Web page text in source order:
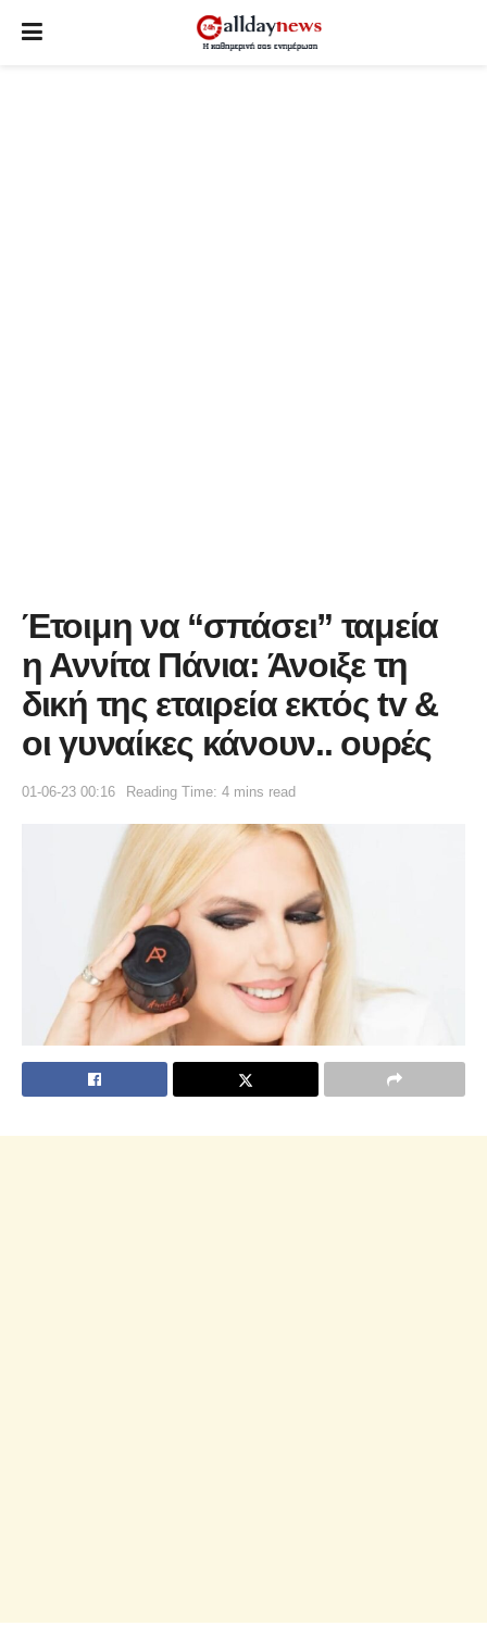
Έτοιμη να “σπάσει” ταμεία
η Αννίτα Πάνια: Άνοιξε τη
δική της εταιρεία εκτός tv &
οι γυναίκες κάνουν.. ουρές
01-06-23 00:16 Reading Time: 4 mins read